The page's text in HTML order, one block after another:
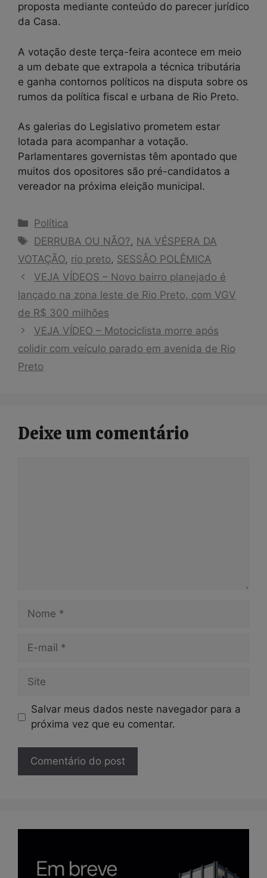
proposta mediante conteúdo do parecer jurídico
da Casa.
A votação deste terça-feira acontece em meio
a um debate que extrapola a técnica tributária
e ganha contornos políticos na disputa sobre os
rumos da política fiscal e urbana de Rio Preto.
As galerias do Legislativo prometem estar
lotada para acompanhar a votação.
Parlamentares governistas têm apontado que
muitos dos opositores são pré-candidatos a
vereador na próxima eleição municipal.
Categorias
Política
Tags
DERRUBA OU NÃO?, NA VÉSPERA DA
VOTAÇÃO, rio preto, SESSÂO POLÊMICA
VEJA VÍDEOS – Novo bairro planejado é
lançado na zona leste de Rio Preto, com VGV
de R$ 300 milhões
VEJA VÍDEO – Motociclista morre após
colidir com veículo parado em avenida de Rio
Preto
Deixe um comentário
Nome
Site
Salvar meus dados neste navegador para a
próxima vez que eu comentar.